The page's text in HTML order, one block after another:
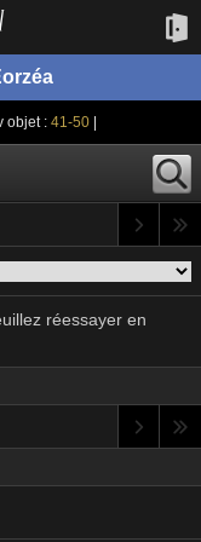
| Nv objet :41-50
réessayer en